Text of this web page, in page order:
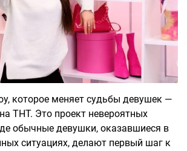
которое меняет судьбы девушек —
ТНТ. Это проект невероятных
обычные девушки, оказавшиеся в
ситуациях, делают первый шаг к